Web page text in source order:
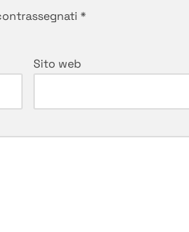
*
Sito web